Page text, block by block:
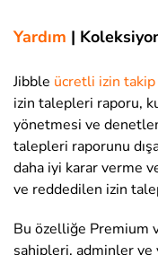
Yardım |
Jibble ücretli izin takip
izin talepleri raporu,
yönetmesi ve
talepleri raporunu
daha iyi karar verme
ve reddedilen izin
Bu özelliğe Premium
sahipleri, adminler